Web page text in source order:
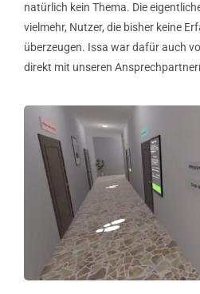
natürlich kein Thema. Die
vielmehr, Nutzer, die bisher keine
überzeugen. Issa war dafür auch
direkt mit unseren